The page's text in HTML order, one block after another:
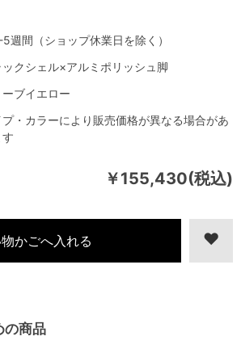
￥155,430(税込)
プ・カラーにより販売価格が異なる場合があ
す
週間（ショップ休業日を除く）
ックシェル×アルミポリッシュ脚
ーブイエロー
の商品